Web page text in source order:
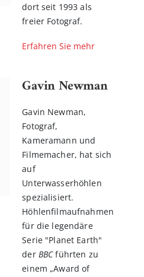
dort seit 1993 als
freier Fotograf.
Erfahren Sie mehr
Gavin Newman
Gavin Newman,
Fotograf,
Kameramann und
Filmemacher, hat sich
auf
Unterwasserhöhlen
spezialisiert.
Höhlenfilmaufnahmen
für die legendäre
Serie "Planet Earth"
der BBCführten zu
einem „Award of